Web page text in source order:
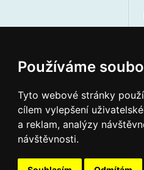
Používáme
Tyto webové stránky
cílem vylepšení
a reklam, analýzy
návštěvnosti.